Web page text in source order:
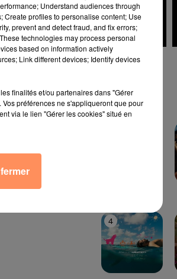
Capricorne
le top
4
Understand audiences through
Create profiles to personalise content; Use
prevent and detect fraud, and fix errors;
technologies may process personal
based on information actively
Link different devices; Identify devices
finalités et/ou partenaires dans "Gérer
préférences ne s'appliqueront que pour
via le lien "Gérer les cookies" situé en